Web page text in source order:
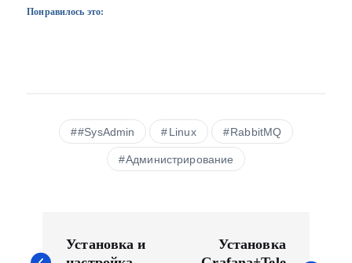
Понравилось это:
#SysAdmin Linux RabbitMQ
Администрирование
Установка и
Установка